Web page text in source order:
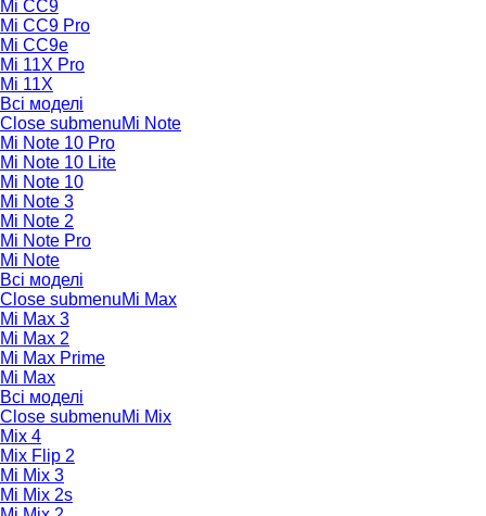
Mi CC9
Mi CC9 Pro
Mi CC9e
Mi 11X Pro
Mi 11X
Всі моделі
Close submenuMi Note
Mi Note 10 Pro
Mi Note 10 Lite
Mi Note 10
Mi Note 3
Mi Note 2
Mi Note Pro
Mi Note
Всі моделі
Close submenuMi Max
Mi Max 3
Mi Max 2
Mi Max Prime
Mi Max
Всі моделі
Close submenuMi Mix
Mix 4
Mix Flip 2
Mi Mix 3
Mi Mix 2s